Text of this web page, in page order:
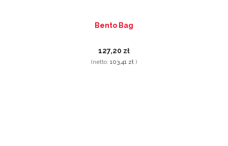
Bento Bag
127,20 zł
(netto: 103,41 zł )